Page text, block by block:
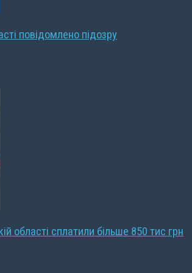
повідомлено підозру
області сплатили більше 850 тис грн